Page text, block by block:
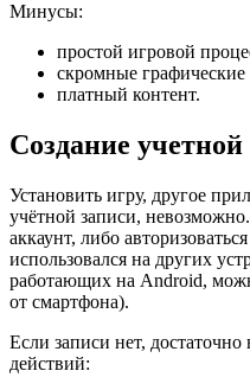
Минусы:
простой игровой
скромные
платный контент.
Создание учетной
Установить игру, другое
учётной записи,
аккаунт, либо
использовался на других
работающих на Android,
от смартфона).
Если записи нет,
действий: